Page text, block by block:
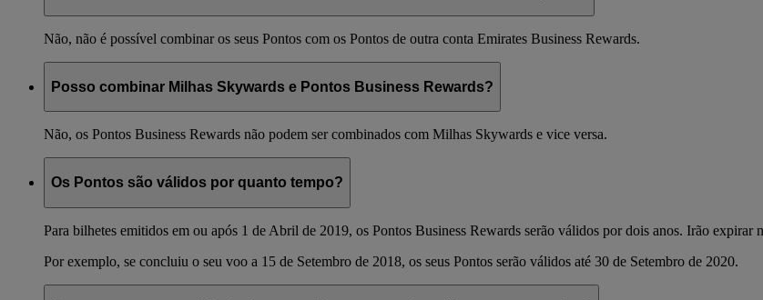
Não, não é possível combinar os seus Pontos com os Pontos de outra conta Emirates Business Rewards.
Posso combinar Milhas Skywards e Pontos Business Rewards?
Não, os Pontos Business Rewards não podem ser combinados com Milhas Skywards e vice versa.
Os Pontos são válidos por quanto tempo?
Para bilhetes emitidos em ou após 1 de Abril de 2019, os Pontos Business Rewards serão válidos por dois anos. Irão
Por exemplo, se concluiu o seu voo a 15 de Setembro de 2018, os seus Pontos serão válidos até 30 de Setembro de 2020.